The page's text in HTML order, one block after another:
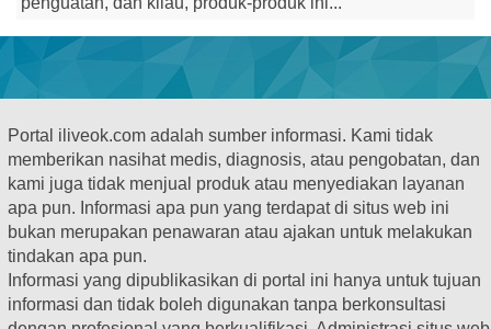
Portal iliveok.com adalah sumber informasi. Kami tidak
memberikan nasihat medis, diagnosis, atau pengobatan, dan
kami juga tidak menjual produk atau menyediakan layanan
apa pun. Informasi apa pun yang terdapat di situs web ini
bukan merupakan penawaran atau ajakan untuk melakukan
tindakan apa pun.
Informasi yang dipublikasikan di portal ini hanya untuk tujuan
informasi dan tidak boleh digunakan tanpa berkonsultasi